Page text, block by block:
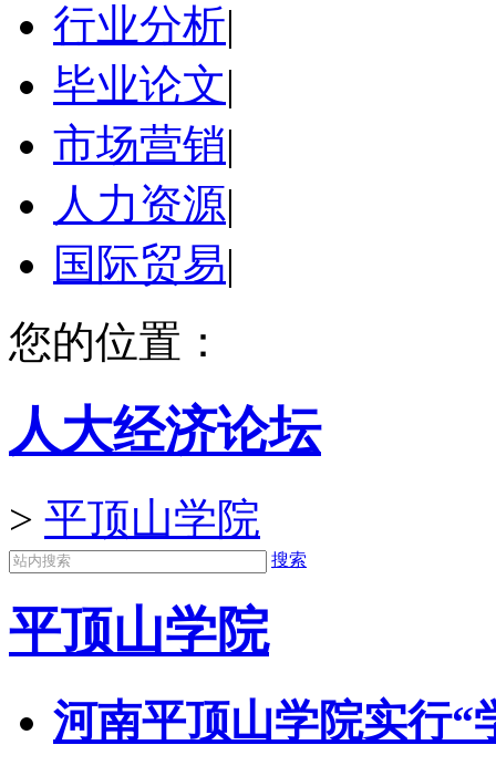
行业分析|
毕业论文|
市场营销|
人力资源|
国际贸易|
您的位置：
人大经济论坛
> 平顶山学院
搜索
平顶山学院
河南平顶山学院实行“